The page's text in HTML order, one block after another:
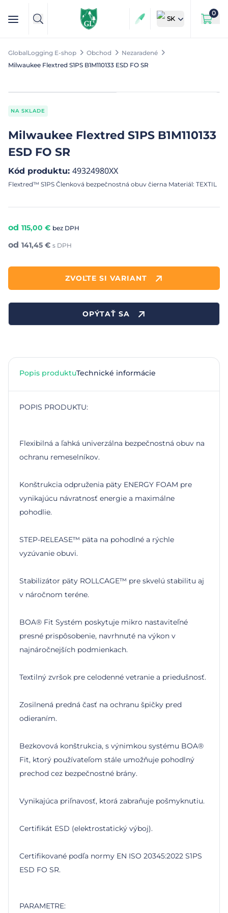
SK
0
GlobalLogging E-shop Obchod
Nezaradené
Milwaukee Flextred S1PS B1M110133 ESD FO SR
NA SKLADE
Milwaukee Flextred S1PS B1M110133
ESD FO SR
Kód produktu: 49324980XX
Flextred™ S1PS Členková bezpečnostná obuv čierna Materiál: TEXTIL
od 115,00 € bez DPH
od 141,45 € s DPH
ZVOĽTE SI VARIANT
OPÝTAŤ SA
Popis produktuTechnické informácie
POPIS PRODUKTU:
Flexibilná a ľahká univerzálna bezpečnostná obuv na
ochranu remeselníkov.
Konštrukcia odpruženia päty ENERGY FOAM pre
vynikajúcu návratnosť energie a maximálne
pohodlie.
STEP-RELEASE™ päta na pohodlné a rýchle
vyzúvanie obuvi.
Stabilizátor päty ROLLCAGE™ pre skvelú stabilitu aj
v náročnom teréne.
BOA® Fit Systém poskytuje mikro nastaviteľné
presné prispôsobenie, navrhnuté na výkon v
najnáročnejších podmienkach.
Textilný zvršok pre celodenné vetranie a priedušnosť.
Zosilnená predná časť na ochranu špičky pred
odieraním.
Bezkovová konštrukcia, s výnimkou systému BOA®
Fit, ktorý používateľom stále umožňuje pohodlný
prechod cez bezpečnostné brány.
Vynikajúca priľnavosť, ktorá zabraňuje pošmyknutiu.
Certifikát ESD (elektrostatický výboj).
Certifikované podľa normy EN ISO 20345:2022 S1PS
ESD FO SR.
PARAMETRE: